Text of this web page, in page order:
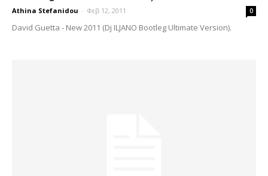
Athina Stefanidou - Φεβ 12, 2011 0
David Guetta - New 2011 (Dj ILJANO Bootleg Ultimate Version).